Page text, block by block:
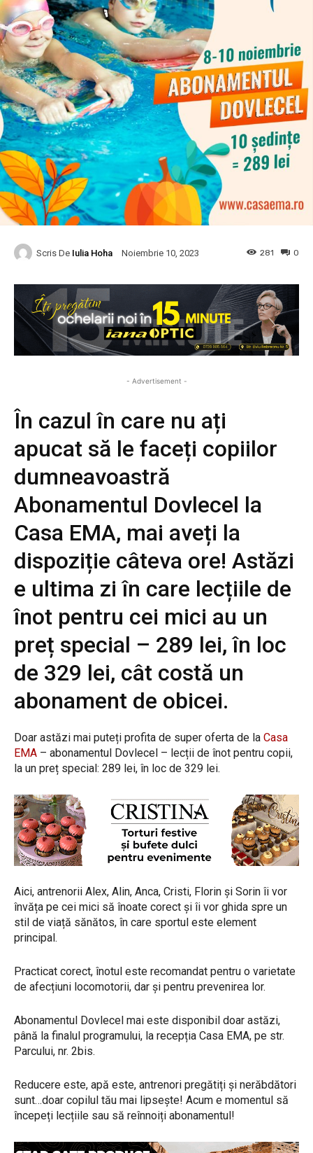
Scris De Iulia Hoha Noiembrie 10, 2023 0
281
- Advertisement -
În cazul în care nu ați
apucat să le faceți copiilor
dumneavoastră
Abonamentul Dovlecel la
Casa EMA, mai aveți la
dispoziție câteva ore! Astăzi
e ultima zi în care lecțiile de
înot pentru cei mici au un
preț special – 289 lei, în loc
de 329 lei, cât costă un
abonament de obicei.
Doar astăzi mai puteți profita de super oferta de la Casa
EMA – abonamentul Dovlecel – lecții de înot pentru copii,
la un preț special: 289 lei, în loc de 329 lei.
Aici, antrenorii Alex, Alin, Anca, Cristi, Florin și Sorin îi vor
învăța pe cei mici să înoate corect și îi vor ghida spre un
stil de viață sănătos, în care sportul este element
principal.
Practicat corect, înotul este recomandat pentru o varietate
de afecțiuni locomotorii, dar și pentru prevenirea lor.
Abonamentul Dovlecel mai este disponibil doar astăzi,
până la finalul programului, la recepția Casa EMA, pe str.
Parcului, nr. 2bis.
Reducere este, apă este, antrenori pregătiți și nerăbdători
sunt…doar copilul tău mai lipsește! Acum e momentul să
începeți lecțiile sau să reînnoiți abonamentul!